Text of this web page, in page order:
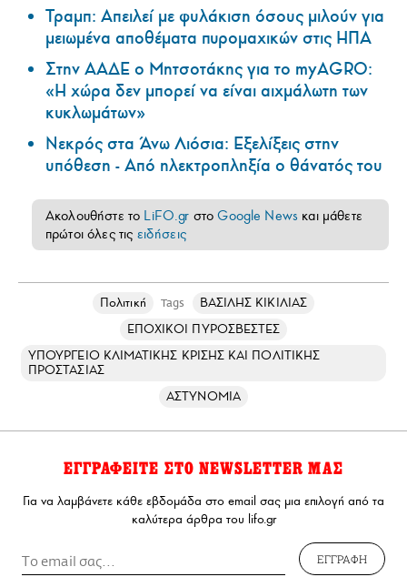
Τραμπ: Απειλεί με φυλάκιση όσους μιλούν για
μειωμένα αποθέματα πυρομαχικών στις ΗΠΑ
Στην ΑΑΔΕ ο Μητσοτάκης για το myAGRO:
«Η χώρα δεν μπορεί να είναι αιχμάλωτη των
κυκλωμάτων»
Νεκρός στα Άνω Λιόσια: Εξελίξεις στην
υπόθεση - Από ηλεκτροπληξία ο θάνατός του
Ακολουθήστε το LiFO.gr στοGoogle News και μάθετε
πρώτοι όλες τις ειδήσεις
Πολιτική Tags
ΒΑΣΙΛΗΣ ΚΙΚΙΛΙΑΣ
ΕΠΟΧΙΚΟΙ ΠΥΡΟΣΒΕΣΤΕΣ
ΥΠΟΥΡΓΕΙΟ ΚΛΙΜΑΤΙΚΗΣ ΚΡΙΣΗΣ ΚΑΙ ΠΟΛΙΤΙΚΗΣ
ΠΡΟΣΤΑΣΙΑΣ
ΑΣΤΥΝΟΜΙΑ
ΕΓΓΡΑΦΕΙΤΕ ΣΤΟ NEWSLETTER ΜΑΣ
Για να λαμβάνετε κάθε εβδομάδα στο email σας μια επιλογή από τα
καλύτερα άρθρα του lifo.gr
ΕΓΓΡΑΦΗ